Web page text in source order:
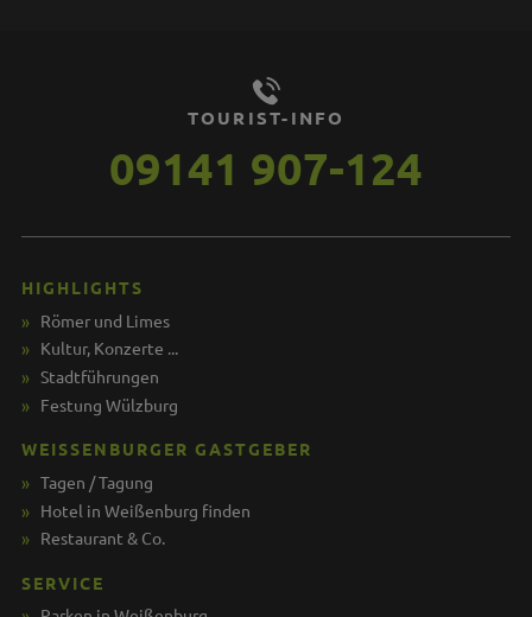
TOURIST-INFO
09141 907-124
HIGHLIGHTS
Römer und Limes
Kultur, Konzerte ...
Stadtführungen
Festung Wülzburg
WEISSENBURGER GASTGEBER
Tagen / Tagung
Hotel in Weißenburg finden
Restaurant & Co.
SERVICE